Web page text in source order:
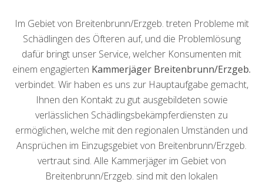
Im Gebiet von Breitenbrunn/Erzgeb. treten Probleme mit
Schädlingen des Öfteren auf, und die Problemlösung
dafür bringt unser Service, welcher Konsumenten mit
einem engagierten Kammerjäger Breitenbrunn/Erzgeb.
verbindet. Wir haben es uns zur Hauptaufgabe gemacht,
Ihnen den Kontakt zu gut ausgebildeten sowie
verlässlichen Schädlingsbekämpferdiensten zu
ermöglichen, welche mit den regionalen Umständen und
Ansprüchen im Einzugsgebiet von Breitenbrunn/Erzgeb.
vertraut sind. Alle Kammerjäger im Gebiet von
Breitenbrunn/Erzgeb. sind mit den lokalen